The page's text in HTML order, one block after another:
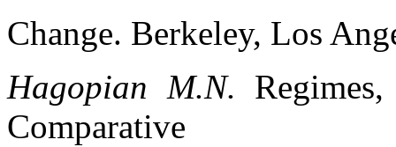
Change. Berkeley, Los
Hagopian M.N.
Comparative